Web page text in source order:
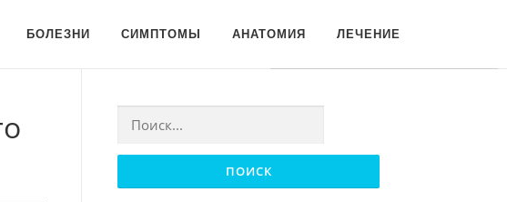
БОЛЕЗНИ СИМПТОМЫ АНАТОМИЯ ЛЕЧЕНИЕ
Найти:
Для любых предложений по